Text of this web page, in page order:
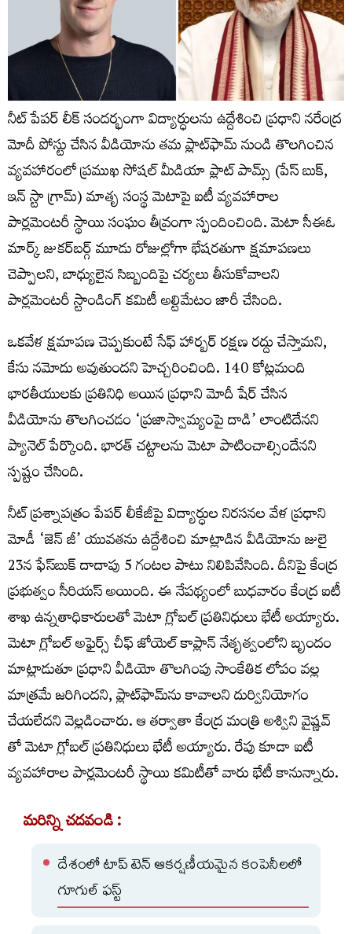
నీట్ పేపర్ లీక్ సందర్భంగా విద్యార్ధులను ఉద్దేశించి ప్రధాని నరేంద్ర
మోదీ పోస్టు చేసిన వీడియోను తమ ప్లాట్‌ఫామ్ నుండి తొలగించిన
వ్యవహారంలో ప్రముఖ సోషల్ మీడియా ప్లాట్ పామ్స్ (పేస్ బుక్,
ఇన్ స్టా గ్రామ్) మాతృ సంస్థ మెటాపై ఐటీ వ్యవహారాల
పార్లమెంటరీ స్థాయి సంఘం తీవ్రంగా స్పందించింది. మెటా సీఈఓ
మార్క్ జుకర్‌బర్గ్‌ మూడు రోజుల్లోగా భేషరతుగా క్షమాపణలు
చెప్పాలని, బాధ్యులైన సిబ్బందిపై చర్యలు తీసుకోవాలని
పార్లమెంటరీ స్టాండింగ్ కమిటీ అల్టిమేటం జారీ చేసింది.
ఒకవేళ క్షమాపణ చెప్పకుంటే సేఫ్ హార్బర్ రక్షణ రద్దు చేస్తామని,
కేసు నమోదు అవుతుందని హెచ్చరించింది. 140 కోట్లమంది
భారతీయులకు ప్రతినిధి అయిన ప్రధాని మోదీ షేర్ చేసిన
వీడియోను తొలగించడం ‘ప్రజాస్వామ్యంపై దాడి’ లాంటిదేనని
ప్యానెల్‌ పేర్కొంది. భారత్ చట్టాలను మెటా పాటించాల్సిందేనని
స్పష్టం చేసింది.
నీట్ ప్రశ్నాపత్రం పేపర్ లీకేజీపై విద్యార్ధుల నిరసనల వేళ ప్రధాని
మోడీ ‘జెన్ జీ’ యువతను ఉద్దేశించి మాట్లాడిన వీడియోను జులై
23న ఫేస్‌బుక్ దాదాపు 5 గంటల పాటు నిలిపివేసింది. దీనిపై కేంద్ర
ప్రభుత్వం సీరియస్ అయింది. ఈ నేపథ్యంలో బుధవారం కేంద్ర ఐటీ
శాఖ ఉన్నతాధికారులతో మెటా గ్లోబల్ ప్రతినిధులు భేటీ అయ్యారు.
మెటా గ్లోబల్ అఫైర్స్ చీఫ్ జోయెల్ కాప్లాన్ నేతృత్వంలోని బృందం
మాట్లాడుతూ ప్రధాని వీడియో తొలగింపు సాంకేతిక లోపం వల్ల
మాత్రమే జరిగిందని, ప్లాట్‌ఫామ్‌ను కావాలని దుర్వినియోగం
చేయలేదని వెల్లడించారు. ఆ తర్వాతా కేంద్ర మంత్రి అశ్విని వైష్ణవ్
తో మెటా గ్లోబల్ ప్రతినిధులు భేటీ అయ్యారు. రేపు కూడా ఐటీ
వ్యవహారాల పార్లమెంటరీ స్థాయి కమిటీతో వారు భేటీ కానున్నారు.
మరిన్ని చదవండి :
దేశంలో టాప్ టెన్ ఆకర్షణీయమైన కంపెనీలలో
గూగుల్‌ ఫస్ట్‌